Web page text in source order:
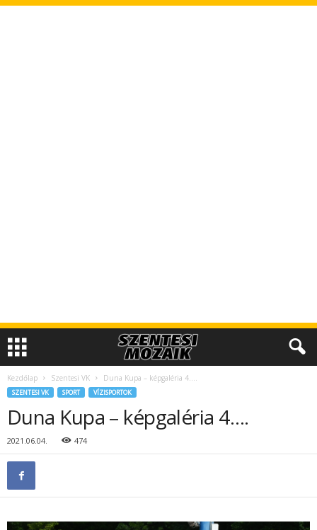
Kezdőlap Szentesi VK Duna Kupa – képgaléria 4….
SZENTESI VK SPORT VÍZISPORTOK
Duna Kupa – képgaléria 4….
2021.06.04. 474